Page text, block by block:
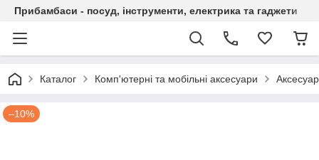
Прибамбаси - посуд, інструменти, електрика та гаджети
Каталог Комп'ютерні та мобільні аксесуари
–10%